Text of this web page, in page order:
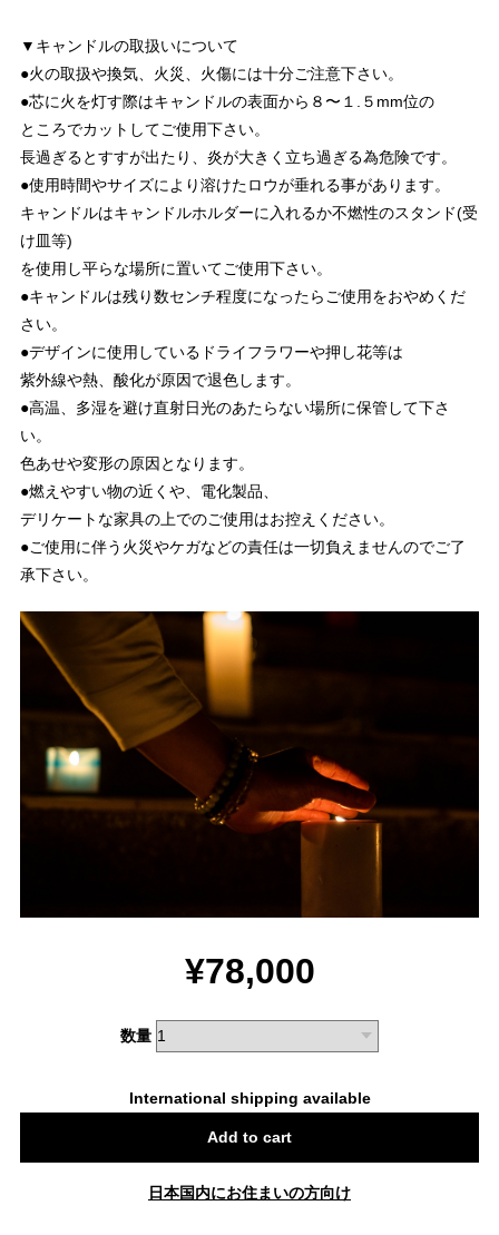
▼キャンドルの取扱いについて
●火の取扱や換気、火災、火傷には十分ご注意下さい。
●芯に火を灯す際はキャンドルの表面から８〜１.５mm位の
ところでカットしてご使用下さい。
長過ぎるとすすが出たり、炎が大きく立ち過ぎる為危険です。
●使用時間やサイズにより溶けたロウが垂れる事があります。
キャンドルはキャンドルホルダーに入れるか不燃性のスタンド(受
け皿等)
を使用し平らな場所に置いてご使用下さい。
●キャンドルは残り数センチ程度になったらご使用をおやめくだ
さい。
●デザインに使用しているドライフラワーや押し花等は
紫外線や熱、酸化が原因で退色します。
●高温、多湿を避け直射日光のあたらない場所に保管して下さ
い。
色あせや変形の原因となります。
●燃えやすい物の近くや、電化製品、
デリケートな家具の上でのご使用はお控えください。
●ご使用に伴う火災やケガなどの責任は一切負えませんのでご了
承下さい。
¥78,000
数量
International shipping available
Add to cart
日本国内にお住まいの方向け